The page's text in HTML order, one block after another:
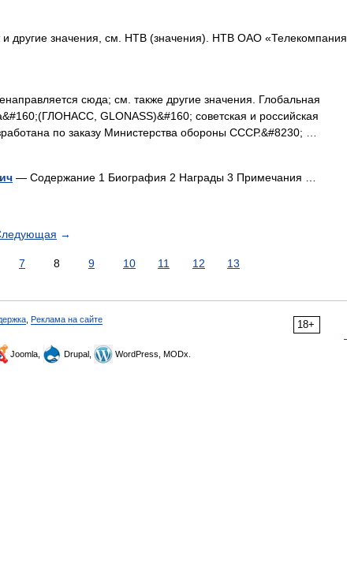
другие значения, см. НТВ (значения). НТВ ОАО «Телекомпания
сюда; см. также другие значения. Глобальная
GLONASS)&#160; советская и российская
по заказу Министерства обороны СССР.&#8230; …
— Содержание 1 Биография 2 Награды 3 Примечания …
→
7 8 9 10 11 12 13
18+
Реклама на сайте
Joomla, Drupal, WordPress, MODx.